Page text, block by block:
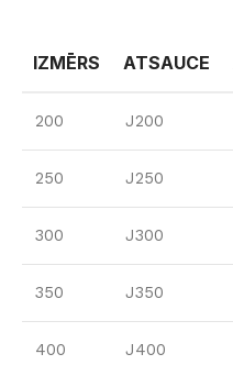
IZMĒRS ATSAUCE
200 J200
250 J250
300 J300
350 J350
400 J400